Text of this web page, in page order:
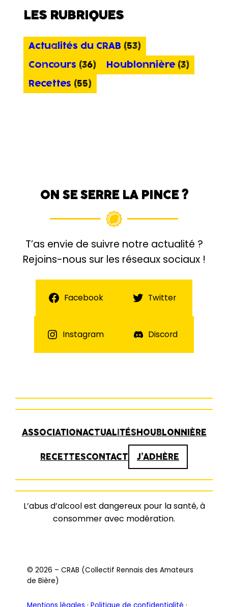
LES RUBRIQUES
Actualités du CRAB (53)
Concours (36) Houblonnière (3)
Recettes (55)
ON SE SERRE LA PINCE ?
T’as envie de suivre notre actualité ?
Rejoins-nous sur les réseaux sociaux !
Facebook Twitter
Instagram Discord
ASSOCIATIONACTUALITÉSHOUBLONNIÈRE
RECETTESCONTACT J’ADHÈRE
L’abus d’alcool est dangereux pour la santé, à
consommer avec modération.
© 2026 – CRAB (Collectif Rennais des Amateurs
de Bière)